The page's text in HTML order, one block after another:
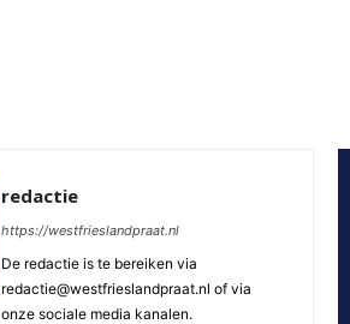
redactie
https://westfrieslandpraat.nl
De redactie is te bereiken via
redactie@westfrieslandpraat.nl of via
onze sociale media kanalen.